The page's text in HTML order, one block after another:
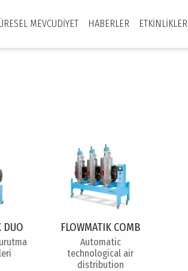
MEVCUDIYET HABERLER ETKINLIKLER
DUO FLOWMATIK COMB
Automatic
technological air
distribution